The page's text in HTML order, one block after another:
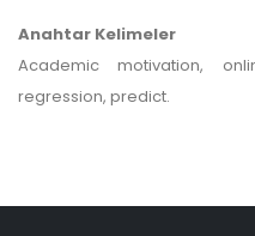
Anahtar Kelimeler
Academic motivation,
regression, predict.